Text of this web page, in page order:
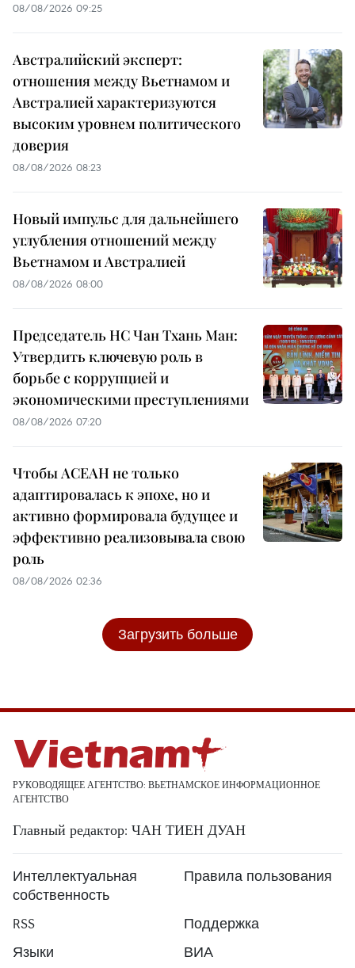
08/08/2026 09:25
Австралийский эксперт:
отношения между Вьетнамом и
Австралией характеризуются
высоким уровнем политического
доверия
08/08/2026 08:23
Новый импульс для дальнейшего
углубления отношений между
Вьетнамом и Австралией
08/08/2026 08:00
Председатель НС Чан Тхань Ман:
Утвердить ключевую роль в
борьбе с коррупцией и
экономическими преступлениями
08/08/2026 07:20
Чтобы АСЕАН не только
адаптировалась к эпохе, но и
активно формировала будущее и
эффективно реализовывала свою
роль
08/08/2026 02:36
Загрузить больше
РУКОВОДЯЩЕЕ АГЕНТСТВО: ВЬЕТНАМСКОЕ ИНФОРМАЦИОННОЕ
АГЕНТСТВО
Главный редактор: ЧАН ТИЕН ДУАН
Интеллектуальная
собственность
Правила пользования
RSS
Поддержка
Языки
ВИА